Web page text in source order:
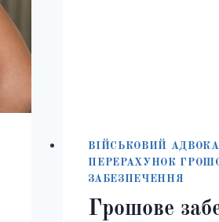
ВІЙСЬКОВИЙ
ПЕРЕРАХУНОК
ЗАБЕЗПЕЧЕННЯ
Грошове